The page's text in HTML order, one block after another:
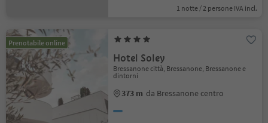
1 notte / 2 persone IVA incl.
Prenotabile online
Hotel Soley
Bressanone città, Bressanone, Bressanone e
dintorni
373 m da Bressanone centro